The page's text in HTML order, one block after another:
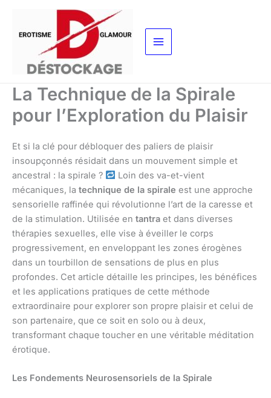
contenu
La Technique de la Spirale
pour l’Exploration du Plaisir
Et si la clé pour débloquer des paliers de plaisir
insoupçonnés résidait dans un mouvement simple et
ancestral : la spirale ?
Loin des va-et-vient
mécaniques, la technique de la spirale est une approche
sensorielle raffinée qui révolutionne l’art de la caresse et
de la stimulation. Utilisée en tantra et dans diverses
thérapies sexuelles, elle vise à éveiller le corps
progressivement, en enveloppant les zones érogènes
dans un tourbillon de sensations de plus en plus
profondes. Cet article détaille les principes, les bénéfices
et les applications pratiques de cette méthode
extraordinaire pour explorer son propre plaisir et celui de
son partenaire, que ce soit en solo ou à deux,
transformant chaque toucher en une véritable méditation
érotique.
Les Fondements Neurosensoriels de la Spirale